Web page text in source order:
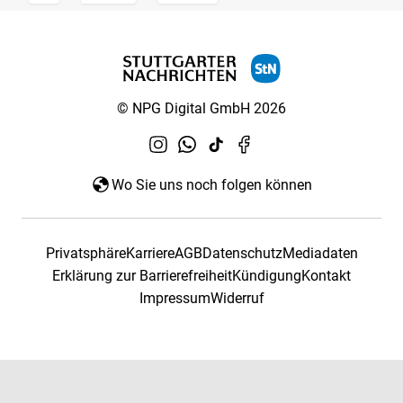
© NPG Digital GmbH 2026
Wo Sie uns noch folgen können
PrivatsphäreKarriereAGBDatenschutzMediadaten
Erklärung zur BarrierefreiheitKündigungKontakt
ImpressumWiderruf